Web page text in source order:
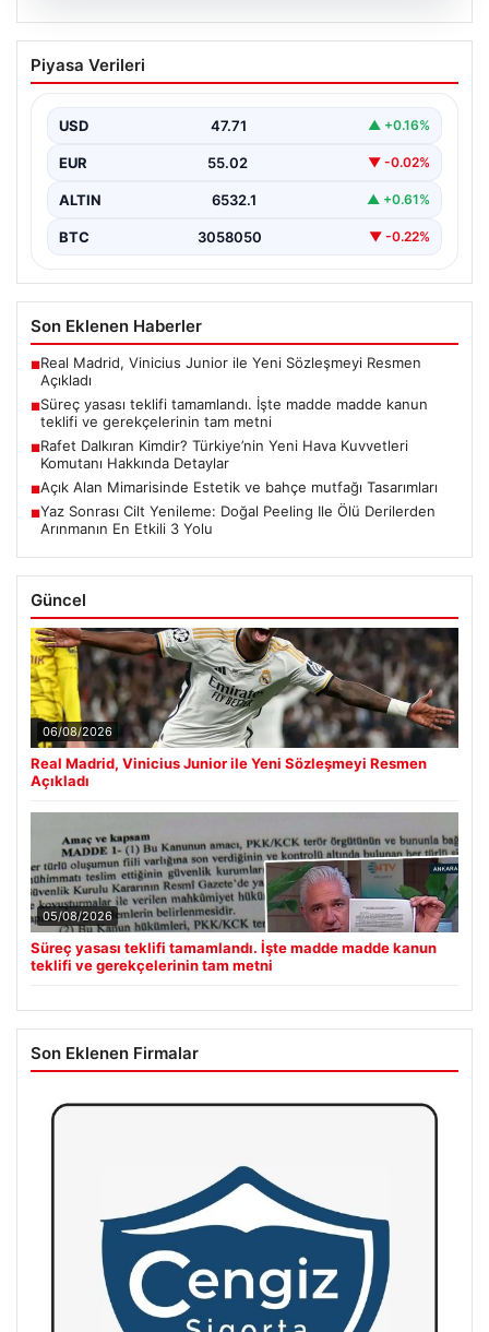
Süreç yasası teklifi tamamlandı. İşte
madde madde kanun teklifi ve
Piyasa Verileri
USD 47.71 ▲ +0.16%
EUR 55.02 ▼ -0.02%
ALTIN 6532.1 ▲ +0.61%
BTC 3058050 ▼ -0.22%
Son Eklenen Haberler
■Real Madrid, Vinicius Junior ile Yeni Sözleşmeyi Resmen
Açıkladı
■Süreç yasası teklifi tamamlandı. İşte madde madde kanun
teklifi ve gerekçelerinin tam metni
■Rafet Dalkıran Kimdir? Türkiye’nin Yeni Hava Kuvvetleri
Komutanı Hakkında Detaylar
■Açık Alan Mimarisinde Estetik ve bahçe mutfağı Tasarımları
■Yaz Sonrası Cilt Yenileme: Doğal Peeling Ile Ölü Derilerden
Arınmanın En Etkili 3 Yolu
Güncel
06/08/2026
Real Madrid, Vinicius Junior ile Yeni Sözleşmeyi Resmen
Açıkladı
05/08/2026
Süreç yasası teklifi tamamlandı. İşte madde madde kanun
teklifi ve gerekçelerinin tam metni
Son Eklenen Firmalar